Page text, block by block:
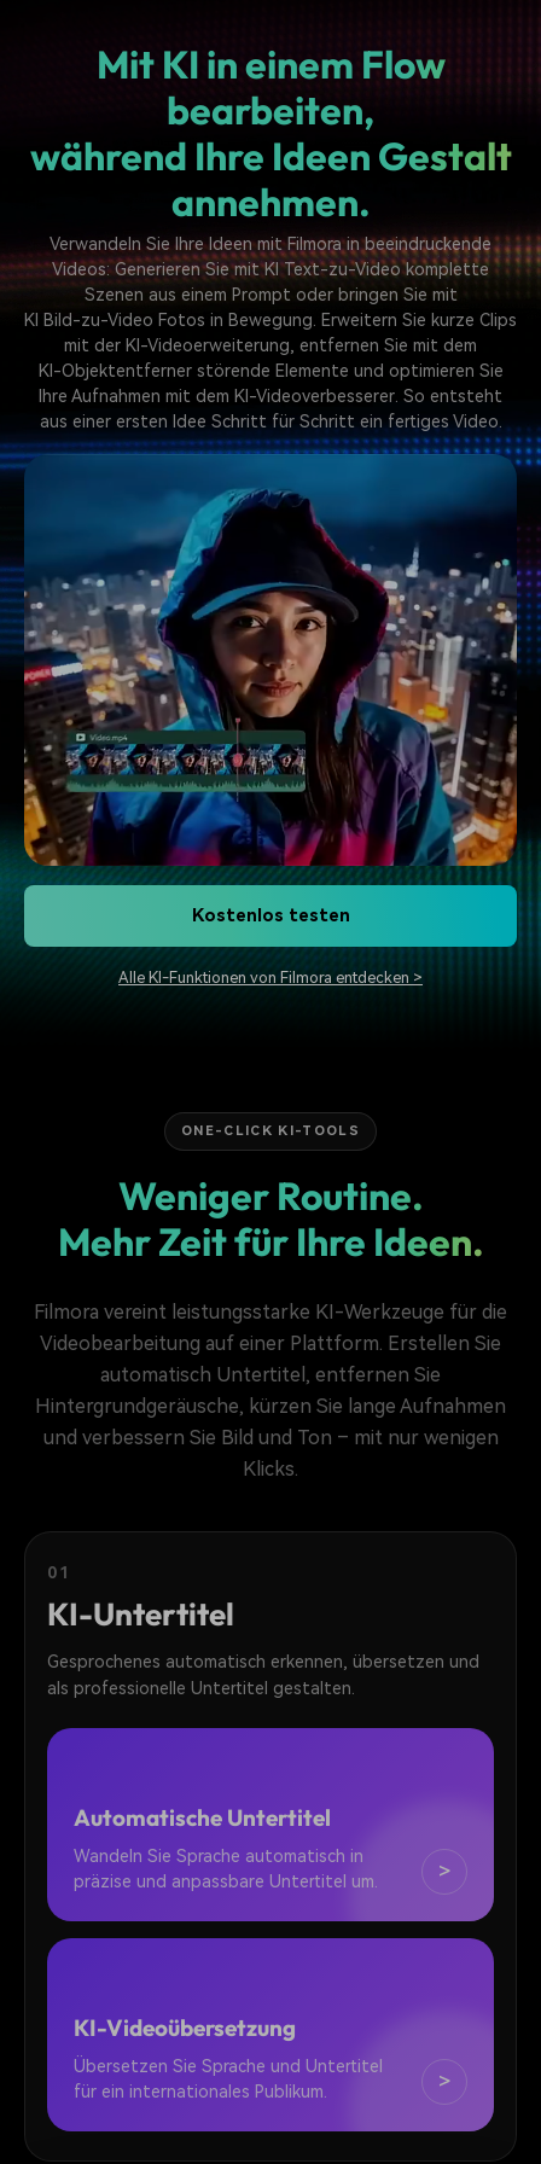
Mit KI in einem Flow
bearbeiten,
während Ihre Ideen Gestalt
annehmen.
Verwandeln Sie Ihre Ideen mit Filmora in beeindruckende
Videos: Generieren Sie mitKI Text-zu-Videokomplette
Szenen aus einem Prompt oder bringen Sie mit
KI Bild-zu-Video Fotos in Bewegung. Erweitern Sie kurze Clips
mit der KI-Videoerweiterung, entfernen Sie mit dem
KI-Objektentfernerstörende Elemente und optimieren Sie
Ihre Aufnahmen mit dem KI-Videoverbesserer. So entsteht
aus einer ersten Idee Schritt für Schritt ein fertiges Video.
Kostenlos testen
Alle KI-Funktionen von Filmora entdecken >
ONE-CLICK KI-TOOLS
Weniger Routine.
Mehr Zeit für Ihre Ideen.
Filmora vereint leistungsstarke KI-Werkzeuge für die
Videobearbeitung auf einer Plattform. Erstellen Sie
automatisch Untertitel, entfernen Sie
Hintergrundgeräusche, kürzen Sie lange Aufnahmen
und verbessern Sie Bild und Ton – mit nur wenigen
Klicks.
01
KI-Untertitel
Gesprochenes automatisch erkennen, übersetzen und
als professionelle Untertitel gestalten.
Automatische Untertitel
Wandeln Sie Sprache automatisch in
präzise und anpassbare Untertitel um.
>
KI-Videoübersetzung
Übersetzen Sie Sprache und Untertitel
für ein internationales Publikum.
>